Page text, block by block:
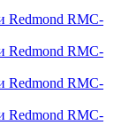
Redmond RMC-
Redmond RMC-
Redmond RMC-
Redmond RMC-